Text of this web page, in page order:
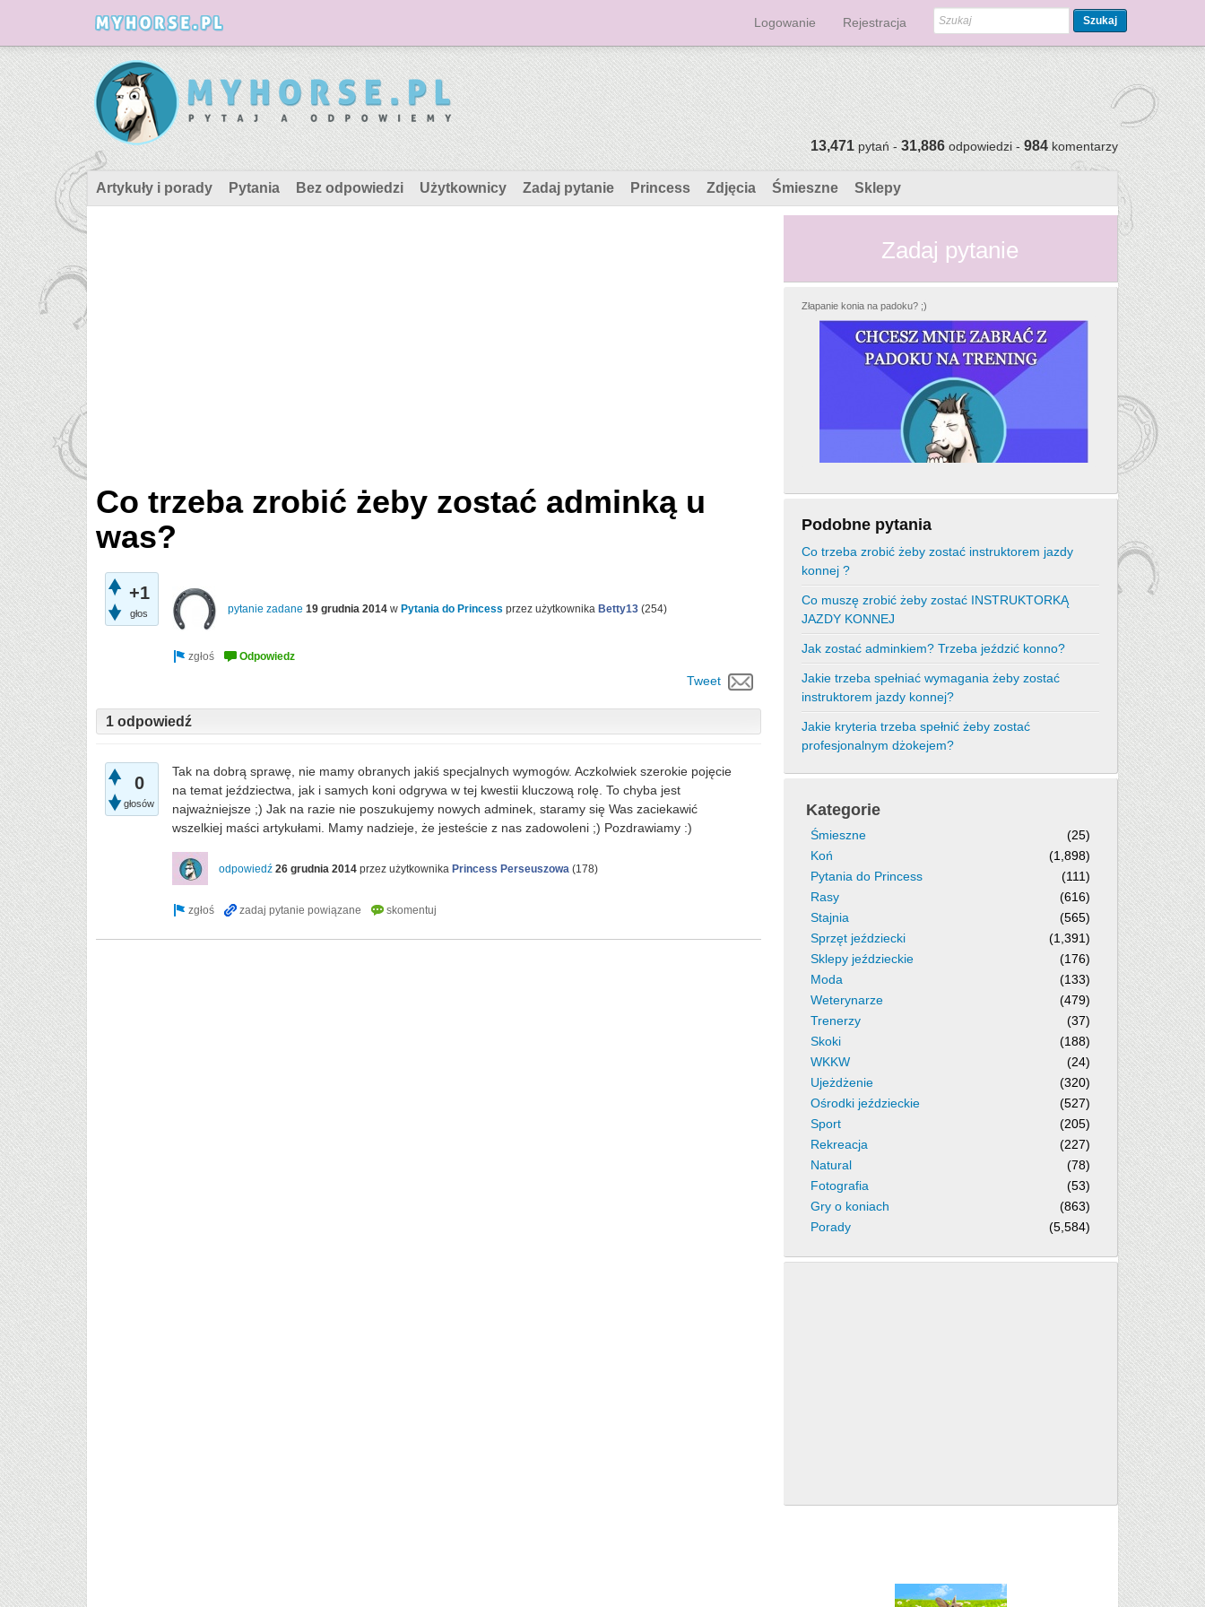
Logowanie Rejestracja Szukaj
13,471pytań -31,886odpowiedzi -984komentarzy
Artykuły i porady Pytania Bez odpowiedzi Użytkownicy Zadaj pytanie Princess Zdjęcia Śmieszne Sklepy
Co trzeba zrobić żeby zostać adminką u
was?
+1
głos pytanie zadane 19 grudnia 2014 w Pytania do Princess przez użytkownika Betty13 (254)
Tweet
1 odpowiedź
0
głosów
Tak na dobrą sprawę, nie mamy obranych jakiś specjalnych wymogów. Aczkolwiek szerokie pojęcie
na temat jeździectwa, jak i samych koni odgrywa w tej kwestii kluczową rolę. To chyba jest
najważniejsze ;) Jak na razie nie poszukujemy nowych adminek, staramy się Was zaciekawić
wszelkiej maści artykułami. Mamy nadzieje, że jesteście z nas zadowoleni ;) Pozdrawiamy :)
odpowiedź 26 grudnia 2014 przez użytkownika Princess Perseuszowa (178)
Zadaj pytanie
Złapanie konia na padoku? ;)
Podobne pytania
Co trzeba zrobić żeby zostać instruktorem jazdy
konnej ?
Co muszę zrobić żeby zostać INSTRUKTORKĄ
JAZDY KONNEJ
Jak zostać adminkiem? Trzeba jeździć konno?
Jakie trzeba spełniać wymagania żeby zostać
instruktorem jazdy konnej?
Jakie kryteria trzeba spełnić żeby zostać
profesjonalnym dżokejem?
Kategorie
Śmieszne
(25)
Koń
(1,898)
Pytania do Princess
(111)
Rasy
(616)
Stajnia
(565)
Sprzęt jeździecki
(1,391)
Sklepy jeździeckie
(176)
Moda
(133)
Weterynarze
(479)
Trenerzy
(37)
Skoki
(188)
WKKW
(24)
Ujeżdżenie
(320)
Ośrodki jeździeckie
(527)
Sport
(205)
Rekreacja
(227)
Natural
(78)
Fotografia
(53)
Gry o koniach
(863)
Porady
(5,584)